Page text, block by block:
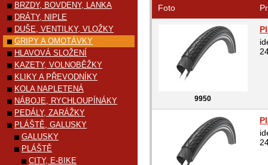
Foto
9950
BRZDY, BOVDENY, LANKA
DRÁTY, NIPLE
DUŠE, VENTILKY, VLOŽKY
GRIPY A OMOTÁVKY
HLAVOVÁ SLOŽENÍ
KAZETY, VOLNOBĚŽKY
KLIKY A PŘEVODNÍKY
KOLA NAPLETENÁ
NÁBOJE, RYCHLOUPÍNÁKY
PEDÁLY, ZARÁŽKY
PLÁŠTĚ, GALUSKY
GALUSKY
PLÁŠTĚ
CITY, E-BIKE